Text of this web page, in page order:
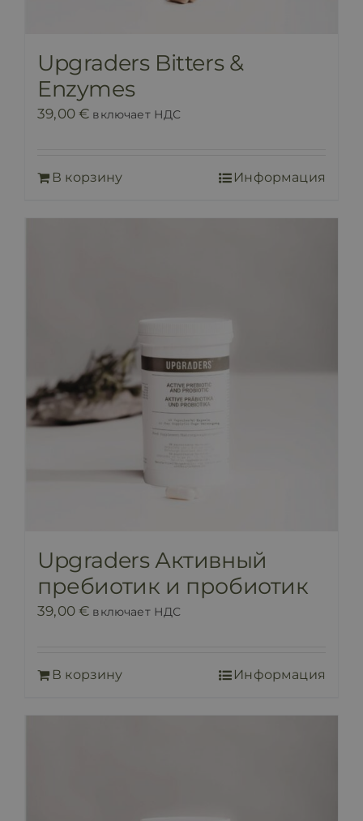
Upgraders Bitters &
Enzymes
39,00€ включает НДС
В корзину Информация
Upgraders Активный
пребиотик и пробиотик
39,00€ включает НДС
В корзину Информация